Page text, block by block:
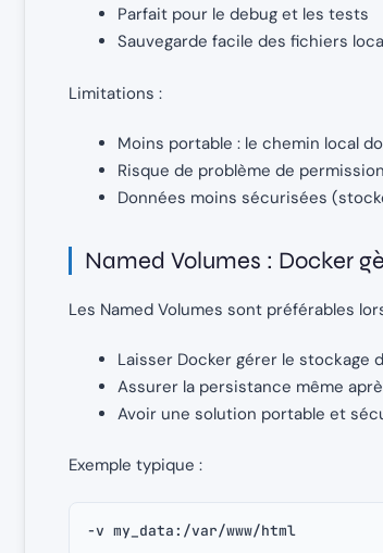
Parfait pour le debug et les tests
Sauvegarde facile des fichiers
Limitations :
Moins portable : le chemin local
Risque de problème de
Données moins sécurisées
Named Volumes : Docker
Les Named Volumes sont préférables
Laisser Docker gérer le stockage
Assurer la persistance même
Avoir une solution portable et
Exemple typique :
-v my_data:/var/www/html